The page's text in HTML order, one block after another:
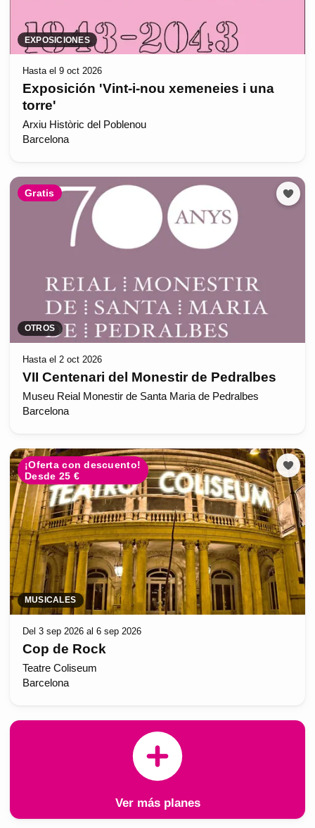
EXPOSICIONES
Hasta el 9 oct 2026
Exposición 'Vint-i-nou xemeneies i una
torre'
Arxiu Històric del Poblenou
Barcelona
Gratis
OTROS
Hasta el 2 oct 2026
VII Centenari del Monestir de Pedralbes
Museu Reial Monestir de Santa Maria de Pedralbes
Barcelona
¡Oferta con descuento!
Desde 25 €
MUSICALES
Del 3 sep 2026 al 6 sep 2026
Cop de Rock
Teatre Coliseum
Barcelona
Ver más planes